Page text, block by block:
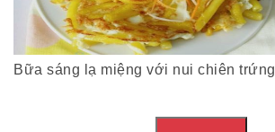
Bữa sáng lạ miệng với nui chiên trứng